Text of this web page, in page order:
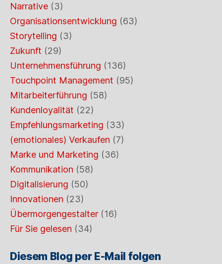
Narrative (3)
Organisationsentwicklung (63)
Storytelling (3)
Zukunft (29)
Unternehmensführung (136)
Touchpoint Management (95)
Mitarbeiterführung (58)
Kundenloyalität (22)
Empfehlungsmarketing (33)
(emotionales) Verkaufen (7)
Marke und Marketing (36)
Kommunikation (58)
Digitalisierung (50)
Innovationen (23)
Übermorgengestalter (16)
Für Sie gelesen (34)
Diesem Blog per E-Mail folgen